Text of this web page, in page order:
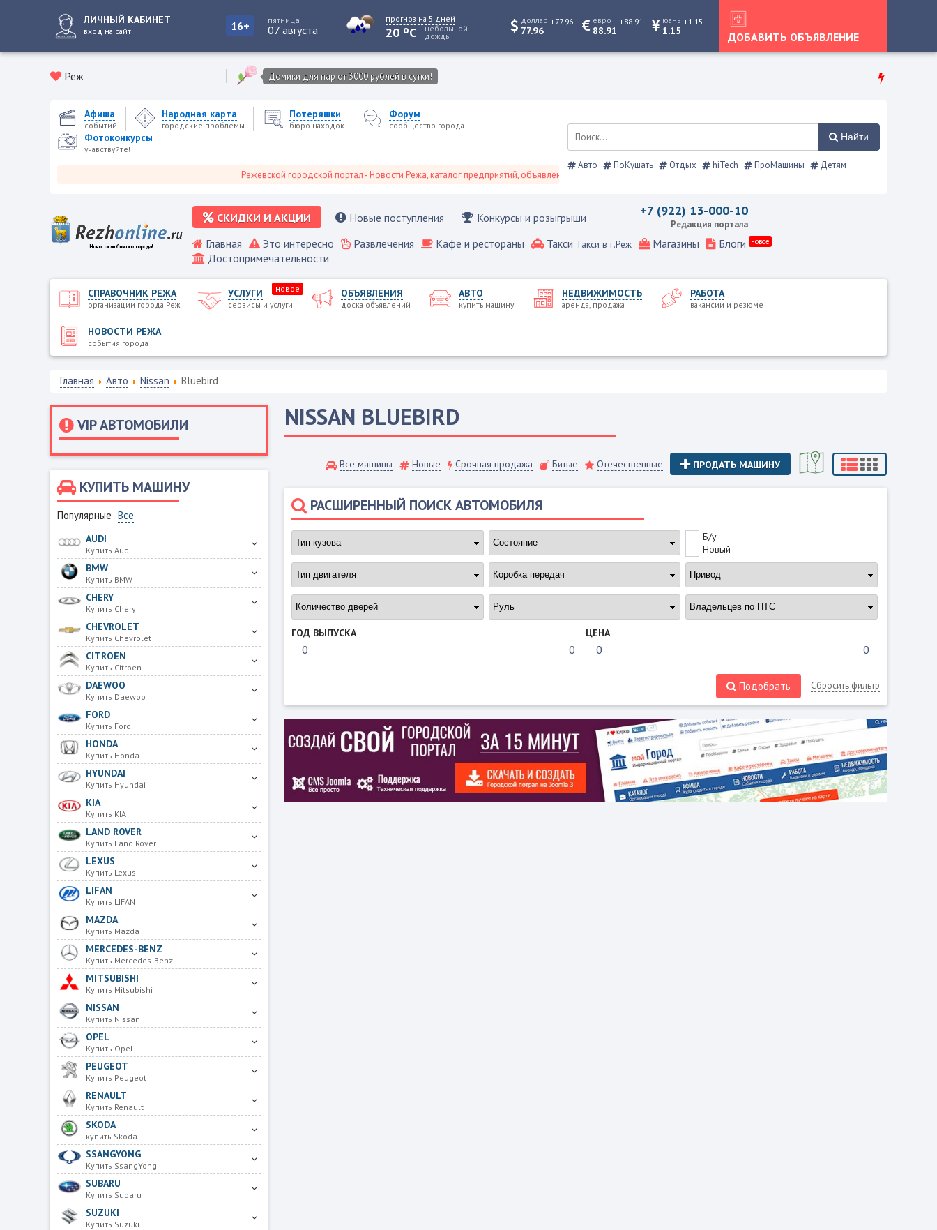
ЛИЧНЫЙ КАБИНЕТ
вход на сайт 16+ пятница
07 августа
прогноз на 5 дней
20 oC небольшой
дождь
доллар
77.96
+77.96 евро
88.91
+88.91 юань
1.15
+1.15
ДОБАВИТЬ ОБЪЯВЛЕНИЕ
Реж Домики для пар от 3000 рублей в сутки!
Афиша
событий
Народная карта
городские проблемы
Потеряшки
бюро находок
Форум
сообщество города
Фотоконкурсы
учавствуйте!
Режевской городской портал - Новости Режа, каталог предприятий, объявления, Режевской справочник
Найти
Авто ПоКушать Отдых hiTech ПроМашины Детям
СКИДКИ И АКЦИИ Новые поступления Конкурсы и розыгрыши +7 (922) 13-000-10
Редакция портала
Главная Это интересно Развлечения Кафе и рестораны Такси Такси в г.Реж Магазины Блоги новое
Достопримечательности
СПРАВОЧНИК РЕЖА
организации города Реж
УСЛУГИ
сервисы и услуги
новое ОБЪЯВЛЕНИЯ
доска объявлений
АВТО
купить машину
НЕДВИЖИМОСТЬ
аренда, продажа
РАБОТА
вакансии и резюме
НОВОСТИ РЕЖА
события города
Главная Авто Nissan Bluebird
VIP АВТОМОБИЛИ
КУПИТЬ МАШИНУ
Популярные Все
AUDI
Купить Audi
BMW
Купить BMW
CHERY
Купить Chery
CHEVROLET
Купить Chevrolet
CITROEN
Купить Citroen
DAEWOO
Купить Daewoo
FORD
Купить Ford
HONDA
Купить Honda
HYUNDAI
Купить Hyundai
KIA
Купить KIA
LAND ROVER
Купить Land Rover
LEXUS
Купить Lexus
LIFAN
Купить LIFAN
MAZDA
Купить Mazda
MERCEDES-BENZ
Купить Mercedes-Benz
MITSUBISHI
Купить Mitsubishi
NISSAN
Купить Nissan
OPEL
Купить Opel
PEUGEOT
Купить Peugeot
RENAULT
Купить Renault
SKODA
купить Skoda
SSANGYONG
Купить SsangYong
SUBARU
Купить Subaru
SUZUKI
Купить Suzuki
NISSAN BLUEBIRD
Все машины Новые Срочная продажа Битые Отечественные ПРОДАТЬ МАШИНУ
РАСШИРЕННЫЙ ПОИСК АВТОМОБИЛЯ
Б/у
Новый
ГОД ВЫПУСКА ЦЕНА
Подобрать Сбросить фильтр